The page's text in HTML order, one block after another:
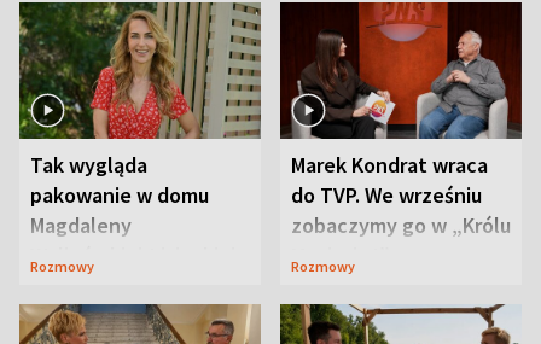
Tak wygląda
pakowanie w domu
Magdaleny
Waligórskiej-Lisieckiej.
Rozmowy
Marek Kondrat wraca
do TVP. We wrześniu
zobaczymy go w „Królu
Maciusiu I”
Rozmowy